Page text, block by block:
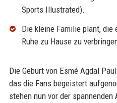
Sports Illustrated).
Die kleine Familie plant, die
Ruhe zu Hause zu
Die Geburt von Esmé Agdal
das die Fans begeistert
stehen nun vor der spannenden